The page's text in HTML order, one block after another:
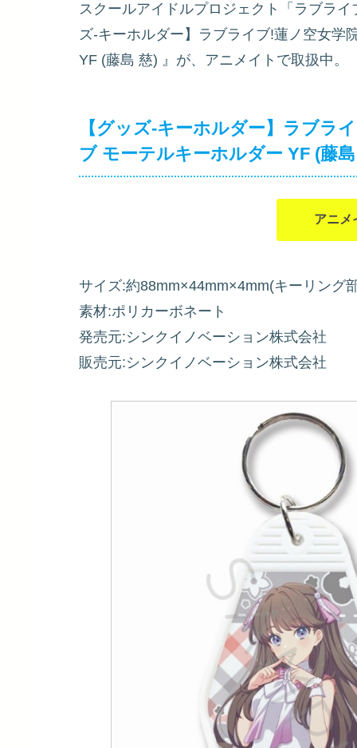
スクールアイドルプロジェクト「ラブラ
ズ-キーホルダー】ラブライブ!蓮ノ空女学
YF (藤島 慈) 』が、アニメイトで取扱中。
【グッズ-キーホルダー】ラブラ
ブ モーテルキーホルダー YF (藤
アニメ
サイズ:約88mm×44mm×4mm(キーリング
素材:ポリカーボネート
発売元:シンクイノベーション株式会社
販売元:シンクイノベーション株式会社